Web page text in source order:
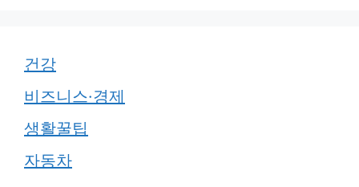
건강
비즈니스·경제
생활꿀팁
자동차